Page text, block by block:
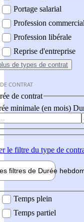
Portage salarial
Profession
Profession libérale
Reprise d'entreprise
de types de contrat
CONTRAT
de contrat
minimale (en mois)
le filtre du type de
filtres de Durée hebdo
Temps plein
Temps partiel